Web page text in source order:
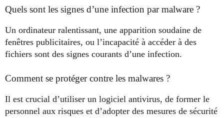
Quels sont les signes d’une infection par malware ?
Un ordinateur ralentissant, une apparition soudaine de
fenêtres publicitaires, ou l’incapacité à accéder à des
fichiers sont des signes courants d’une infection.
Comment se protéger contre les malwares ?
Il est crucial d’utiliser un logiciel antivirus, de former le
personnel aux risques et d’adopter des mesures de sécurité